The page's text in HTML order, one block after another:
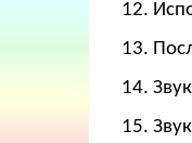
12.
13.
14.
15.